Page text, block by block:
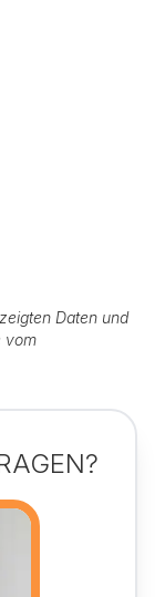
Daten und
vom